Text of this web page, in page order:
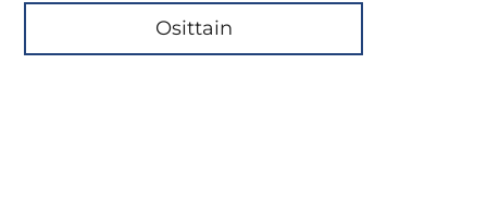
Osittain